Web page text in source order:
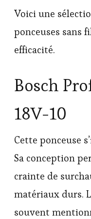
Voici une
ponceuses sans
efficacité.
Bosch
18V-10
Cette ponceuse
Sa conception
crainte de
matériaux durs.
souvent